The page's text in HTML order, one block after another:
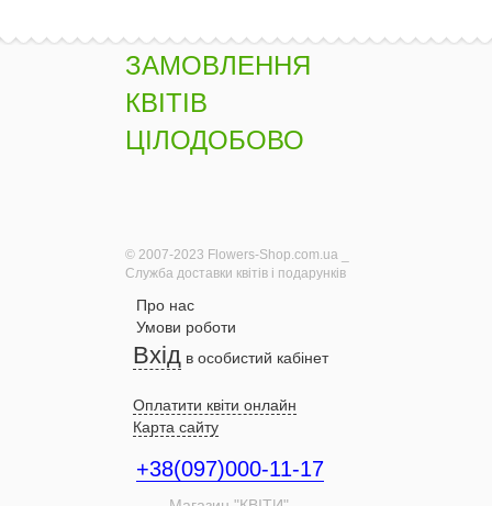
ЗАМОВЛЕННЯ
КВІТІВ
ЦІЛОДОБОВО
© 2007-2023 Flowers-Shop.com.ua _
Служба доставки квітів і подарунків
Про нас
Умови роботи
Вхід в особистий кабінет
Оплатити квіти онлайн
Карта сайту
+38(097)000-11-17